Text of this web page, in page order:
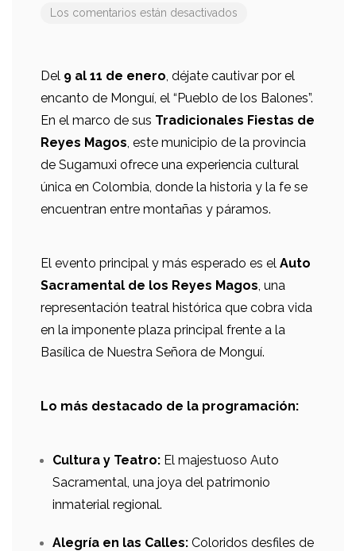
Los comentarios están desactivados
Del 9 al 11 de enero, déjate cautivar por el
encanto de Monguí, el “Pueblo de los Balones”.
En el marco de sus Tradicionales Fiestas de
Reyes Magos, este municipio de la provincia
de Sugamuxi ofrece una experiencia cultural
única en Colombia, donde la historia y la fe se
encuentran entre montañas y páramos.
El evento principal y más esperado es el Auto
Sacramental de los Reyes Magos, una
representación teatral histórica que cobra vida
en la imponente plaza principal frente a la
Basílica de Nuestra Señora de Monguí.
Lo más destacado de la programación:
Cultura y Teatro: El majestuoso Auto
Sacramental, una joya del patrimonio
inmaterial regional.
Alegría en las Calles: Coloridos desfiles de